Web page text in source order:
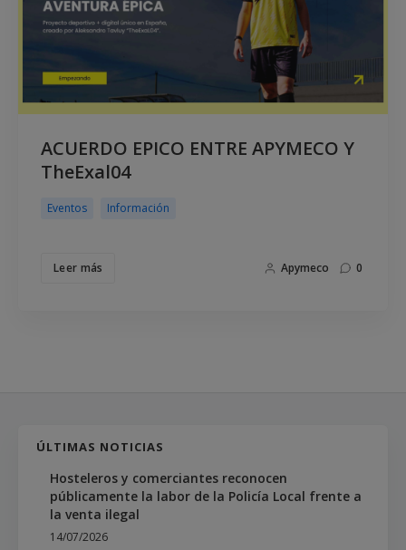
ACUERDO EPICO ENTRE APYMECO Y
TheExal04
Eventos Información
Leer más Apymeco 0
ÚLTIMAS NOTICIAS
Hosteleros y comerciantes reconocen
públicamente la labor de la Policía Local frente a
la venta ilegal
14/07/2026